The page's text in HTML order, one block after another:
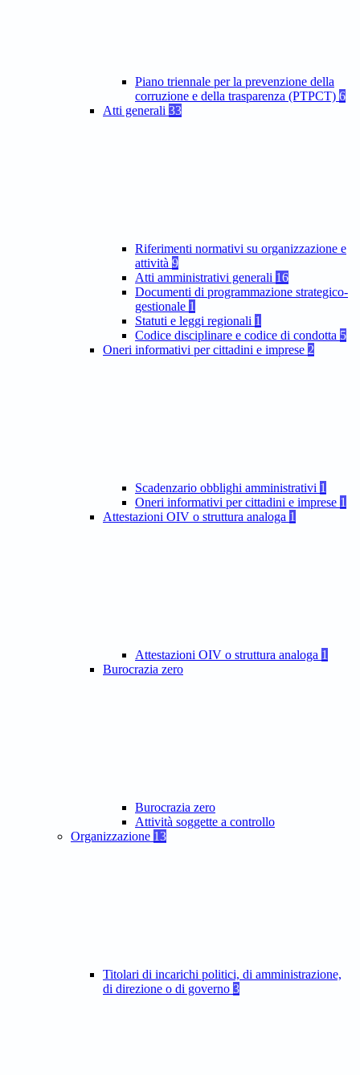
Piano triennale per la prevenzione della
corruzione e della trasparenza (PTPCT) 6
Atti generali 33
Riferimenti normativi su organizzazione e
attività 9
Atti amministrativi generali 16
Documenti di programmazione strategico-
gestionale 1
Statuti e leggi regionali 1
Codice disciplinare e codice di condotta 5
Oneri informativi per cittadini e imprese 2
Scadenzario obblighi amministrativi 1
Oneri informativi per cittadini e imprese 1
Attestazioni OIV o struttura analoga 1
Attestazioni OIV o struttura analoga 1
Burocrazia zero
Burocrazia zero
Attività soggette a controllo
Organizzazione 13
Titolari di incarichi politici, di amministrazione,
di direzione o di governo 3